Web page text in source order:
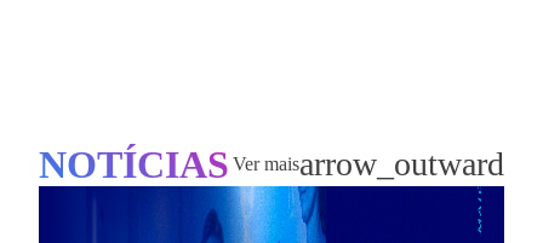
NOTÍCIAS Ver maisarrow_outward